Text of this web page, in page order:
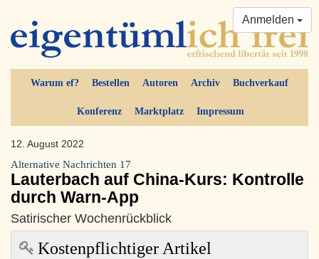
Warum ef? Bestellen Autoren Archiv Buchverkauf
Konferenz Marktplatz Impressum
Anmelden
12. August 2022
Alternative Nachrichten 17
Lauterbach auf China-Kurs: Kontrolle
durch Warn-App
Satirischer Wochenrückblick
Kostenpflichtiger Artikel